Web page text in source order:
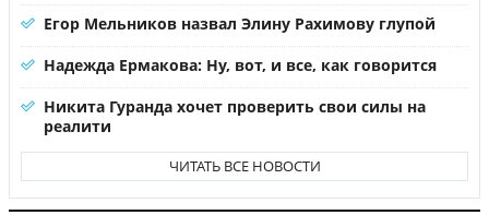
Егор Мельников назвал Элину Рахимову глупой
Надежда Ермакова: Ну, вот, и все, как говорится
Никита Гуранда хочет проверить свои силы на
реалити
ЧИТАТЬ ВСЕ НОВОСТИ